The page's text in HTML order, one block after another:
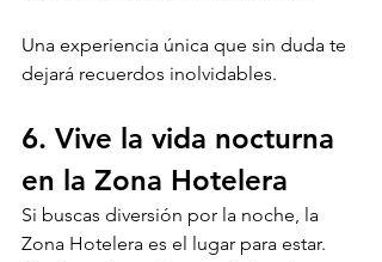
Una experiencia única que sin duda te
dejará recuerdos inolvidables.
6. Vive la vida nocturna
en la Zona Hotelera
Si buscas diversión por la noche, la
Zona Hotelera es el lugar para estar.